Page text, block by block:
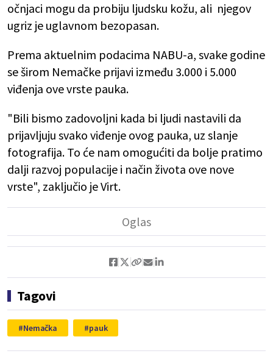
očnjaci mogu da probiju ljudsku kožu, ali njegov
ugriz je uglavnom bezopasan.
Prema aktuelnim podacima NABU-a, svake godine
se širom Nemačke prijavi između 3.000 i 5.000
viđenja ove vrste pauka.
"Bili bismo zadovoljni kada bi ljudi nastavili da
prijavljuju svako viđenje ovog pauka, uz slanje
fotografija. To će nam omogućiti da bolje pratimo
dalji razvoj populacije i način života ove nove
vrste", zaključio je Virt.
Tagovi
Nemačka pauk